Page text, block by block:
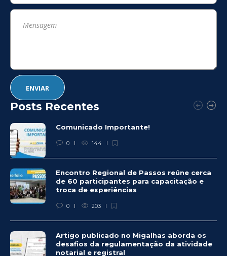
Posts Recentes
Comunicado Importante!
0 144
Encontro Regional de Passos reúne cerca
de 60 participantes para capacitação e
troca de experiências
0 203
Artigo publicado no Migalhas aborda os
desafios da regulamentação da atividade
notarial e registral